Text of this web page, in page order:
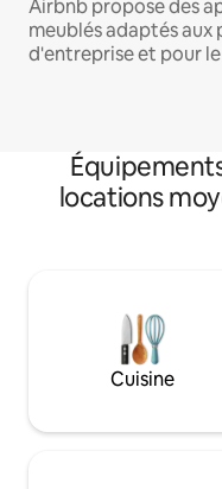
Airbnb propose des
meublés adaptés aux
d'entreprise et pour
locations
Cuisine